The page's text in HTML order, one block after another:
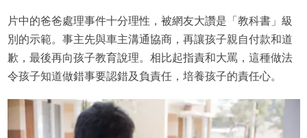
片中的爸爸處理事件十分理性，被網友大讚是「教科書」級
別的示範。事主先與車主溝通協商，再讓孩子親自付款和道
歉，最後再向孩子教育說理。相比起指責和大罵，這種做法
令孩子知道做錯事要認錯及負責任，培養孩子的責任心。